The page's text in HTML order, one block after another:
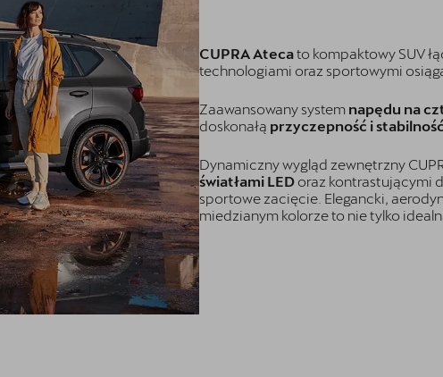
CUPRA Atecato kompaktowy SUV
technologiami oraz sportowymi
Zaawansowany system napędu na
doskonałą przyczepność i stabilność
Dynamiczny wygląd zewnętrzny
światłami LED oraz kontrastującymi
sportowe zacięcie. Elegancki,
miedzianym kolorze to nie tylko